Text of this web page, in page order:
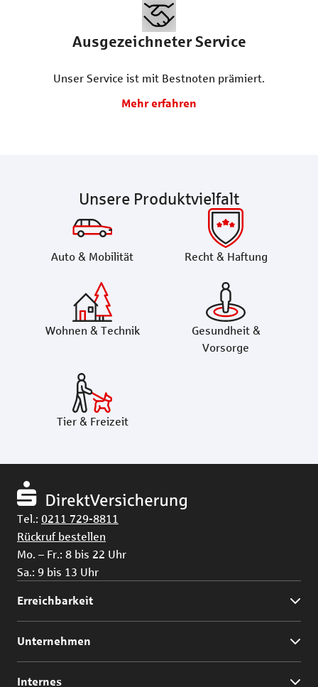
Ausgezeichneter Service
Unser Service ist mit Bestnoten prämiert.
Mehr erfahren
Unsere Produktvielfalt
Auto & Mobilität Recht & Haftung
Wohnen & Technik
Gesundheit &
Vorsorge
Tier & Freizeit
Tel.: 0211 729-8811
Rückruf bestellen
Mo. – Fr.: 8 bis 22 Uhr
Sa.: 9 bis 13 Uhr
Erreichbarkeit
Unternehmen
Internes